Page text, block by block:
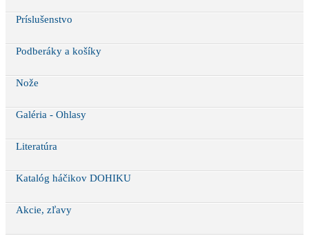
Príslušenstvo
Podberáky a košíky
Nože
Galéria - Ohlasy
Literatúra
Katalóg háčikov DOHIKU
Akcie, zľavy